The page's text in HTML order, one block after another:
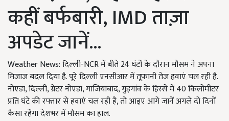
कहीं बर्फबारी, IMD ताज़ा
अपडेट जानें...
Weather News: दिल्ली-NCR में बीते 24 घंटों के दौरान मौसम ने अपना
मिजाज बदल दिया है. पूरे दिल्ली एनसीआर में तूफानी तेज हवाएं चल रही है.
नोएडा, दिल्ली, ग्रेटर नोएडा, गाजियाबाद, गुड़गांव के हिस्से में 40 किलोमीटर
प्रति घंटे की रफ्तार से हवाएं चल रही है, तो आइए आगे जानें अगले दो दिनों
कैसा रहेंगा देशभर में मौसम का हाल.